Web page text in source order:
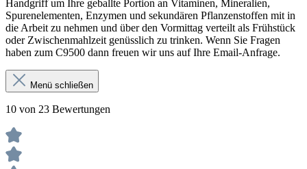
Handgriff um Ihre geballte Portion an Vitaminen, Mineralien,
Spurenelementen, Enzymen und sekundären Pflanzenstoffen mit in
die Arbeit zu nehmen und über den Vormittag verteilt als Frühstück
oder Zwischenmahlzeit genüsslich zu trinken. Wenn Sie Fragen
haben zum C9500 dann freuen wir uns auf Ihre Email-Anfrage.
Menü schließen
10 von 23 Bewertungen